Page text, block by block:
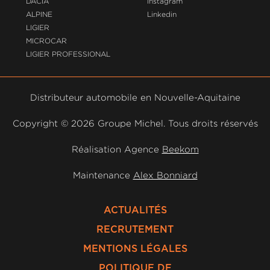
ALPINE
LIGIER
MICROCAR
LIGIER PROFESSIONAL
Linkedin
Distributeur automobile en Nouvelle-Aquitaine
Copyright © 2026 Groupe Michel. Tous droits réservés
Réalisation Agence Beekom
Maintenance Alex Bonniard
ACTUALITÉS
RECRUTEMENT
MENTIONS LÉGALES